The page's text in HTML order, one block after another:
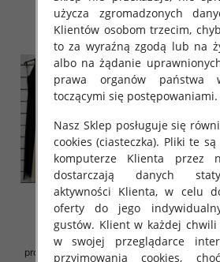
Sukienki damskie (Włoskie
produkt) Roz Standard, Mix Kolor
użycza zgromadzonych
Klientów osobom trzecim,
to za wyraźną zgodą lub na
albo na żądanie
prawa organów państwa
toczącymi się postępowaniami.
Nasz Sklep posługuje się
cookies (ciasteczka). Pliki te
komputerze Klienta przez
dostarczają danych
aktywności Klienta, w celu
oferty do jego
gustów. Klient w każdej chwili
w swojej przeglądarce
przyjmowania cookies,